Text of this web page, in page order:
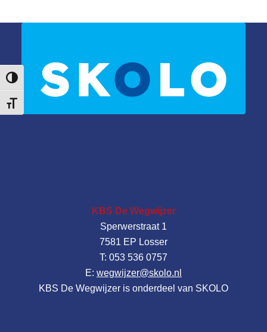
Keuze voor hoog contrast
Kies grootte van het lettertype
KBS De Wegwijzer
Sperwerstraat 1
7581 EP Losser
T: 053 536 0757
E: wegwijzer@skolo.nl
KBS De Wegwijzer is onderdeel van SKOLO